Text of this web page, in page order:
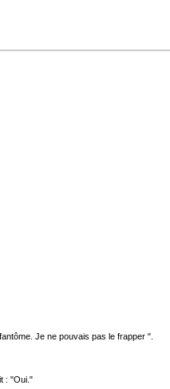
Je ne pouvais pas le frapper ".
: "Oui."